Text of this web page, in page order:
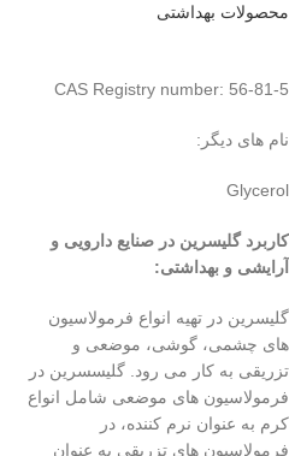
محصولات بهداشتی
CAS Registry number: 56-81-5
نام های دیگر:
Glycerol
کاربرد گلیسرین در صنایع دارویی و
آرایشی و بهداشتی:
گلیسرین در تهیه انواع فرمولاسیون
های چشمی، گوشی، موضعی و
تزریقی به کار می رود. گلیسسرین در
فرمولاسیون های موضعی شامل انواع
کرم به عنوان نرم کننده، در
فرمولاسیون های تزریقی به عنوان